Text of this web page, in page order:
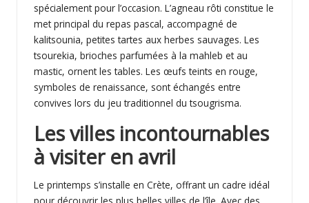
spécialement pour l’occasion. L’agneau rôti constitue le
met principal du repas pascal, accompagné de
kalitsounia, petites tartes aux herbes sauvages. Les
tsourekia, brioches parfumées à la mahleb et au
mastic, ornent les tables. Les œufs teints en rouge,
symboles de renaissance, sont échangés entre
convives lors du jeu traditionnel du tsougrisma.
Les villes incontournables
à visiter en avril
Le printemps s’installe en Crète, offrant un cadre idéal